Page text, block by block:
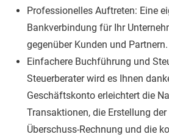
Professionelles Auftreten: Eine
Bankverbindung für Ihr
gegenüber Kunden und Partnern.
Einfachere Buchführung und
Steuerberater wird es Ihnen
Geschäftskonto erleichtert die
Transaktionen, die Erstellung
Überschuss-Rechnung und die